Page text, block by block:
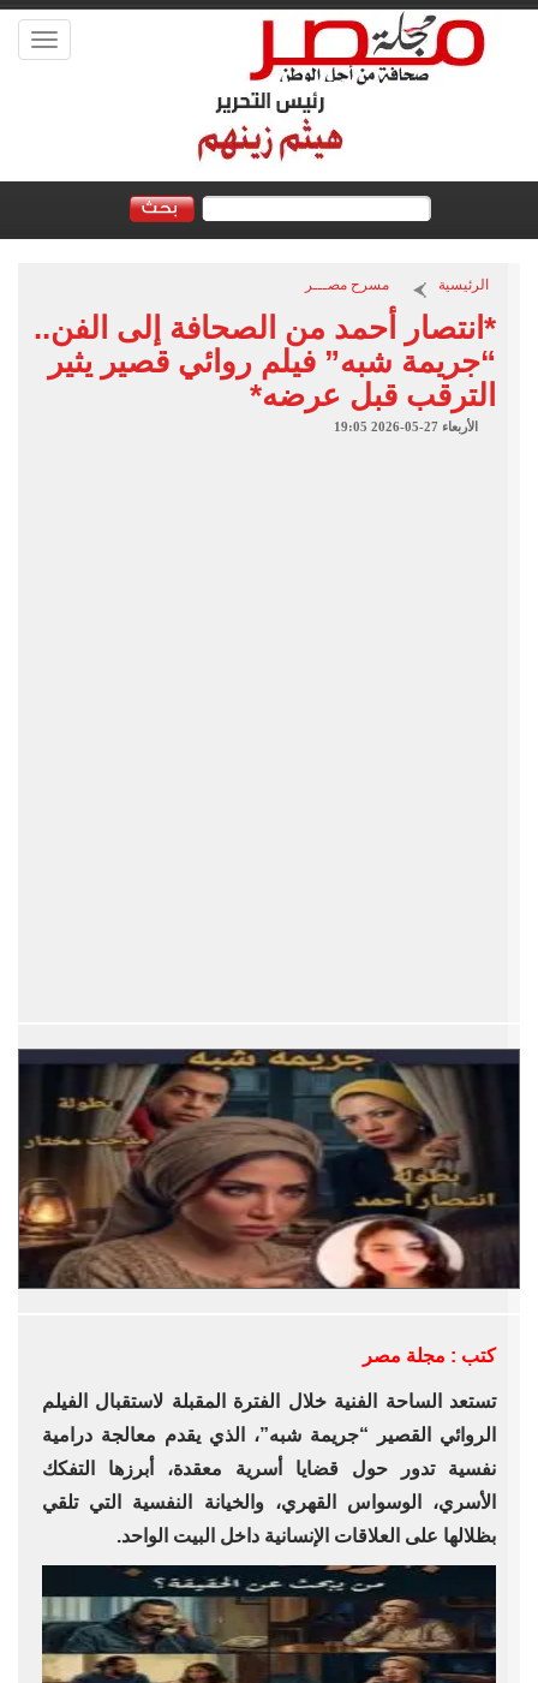
Toggle
الرئيسية مسرح مصـــر
*انتصار أحمد من الصحافة إلى الفن..
“جريمة شبه” فيلم روائي قصير يثير
الترقب قبل عرضه*
الأربعاء 27-05-2026 19:05
كتب : مجلة مصر
تستعد الساحة الفنية خلال الفترة المقبلة لاستقبال الفيلم
الروائي القصير “جريمة شبه”، الذي يقدم معالجة درامية
نفسية تدور حول قضايا أسرية معقدة، أبرزها التفكك
الأسري، الوسواس القهري، والخيانة النفسية التي تلقي
بظلالها على العلاقات الإنسانية داخل البيت الواحد.